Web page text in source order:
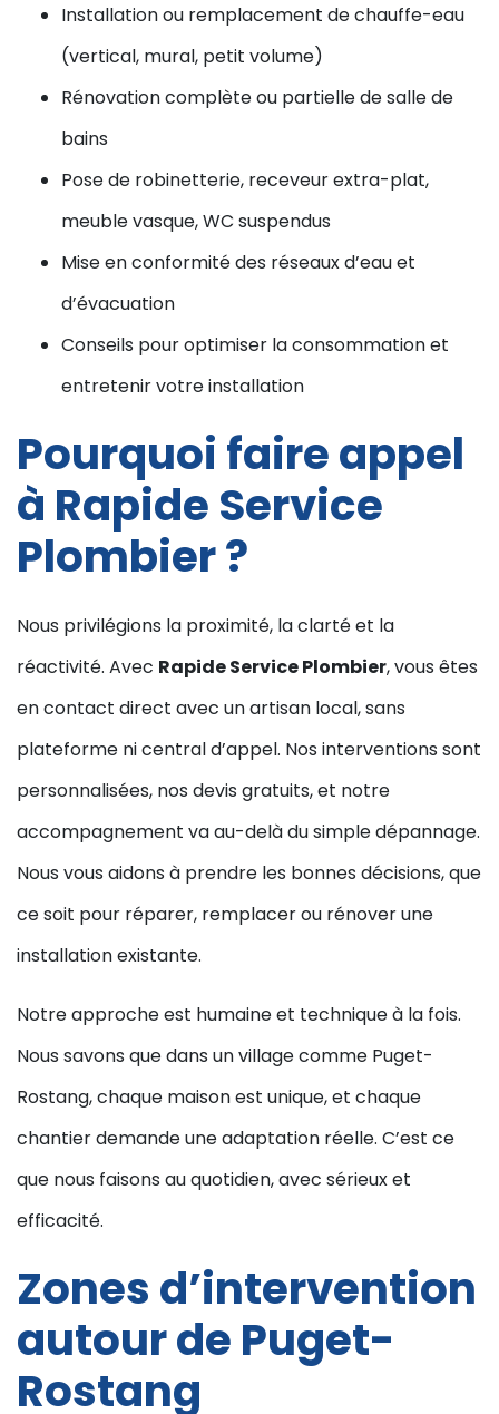
Installation ou remplacement de chauffe-eau
(vertical, mural, petit volume)
Rénovation complète ou partielle de salle de
bains
Pose de robinetterie, receveur extra-plat,
meuble vasque, WC suspendus
Mise en conformité des réseaux d’eau et
d’évacuation
Conseils pour optimiser la consommation et
entretenir votre installation
Pourquoi faire appel
à Rapide Service
Plombier ?
Nous privilégions la proximité, la clarté et la
réactivité. Avec Rapide Service Plombier, vous êtes
en contact direct avec un artisan local, sans
plateforme ni central d’appel. Nos interventions sont
personnalisées, nos devis gratuits, et notre
accompagnement va au-delà du simple dépannage.
Nous vous aidons à prendre les bonnes décisions, que
ce soit pour réparer, remplacer ou rénover une
installation existante.
Notre approche est humaine et technique à la fois.
Nous savons que dans un village comme Puget-
Rostang, chaque maison est unique, et chaque
chantier demande une adaptation réelle. C’est ce
que nous faisons au quotidien, avec sérieux et
efficacité.
Zones d’intervention
autour de Puget-
Rostang